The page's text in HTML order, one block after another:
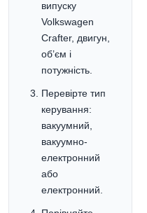
випуску
Volkswagen
Crafter, двигун,
об’єм і
потужність.
Перевірте тип
керування:
вакуумний,
вакуумно-
електронний
або
електронний.